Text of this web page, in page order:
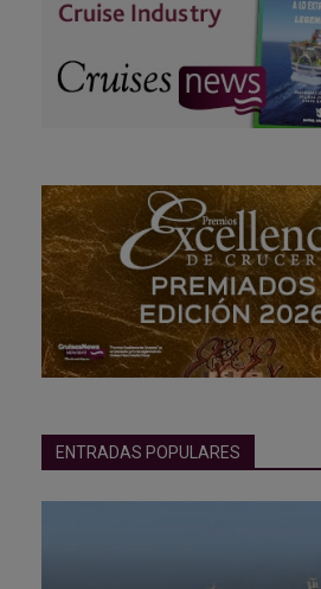
ENTRADAS POPULARES